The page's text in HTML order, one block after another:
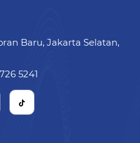
Baru, Jakarta Selatan,
5241